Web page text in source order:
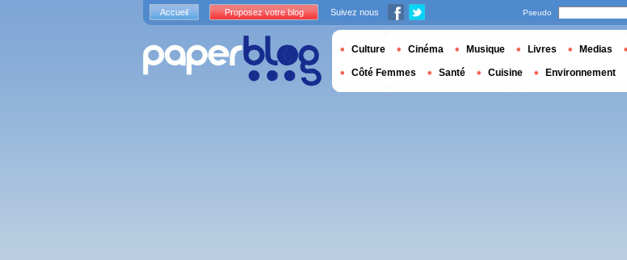
Accueil Proposez votre blog Suivez nous Pseudo
Culture Cinéma Musique Livres Medias
Côté Femmes Santé Cuisine Environnement